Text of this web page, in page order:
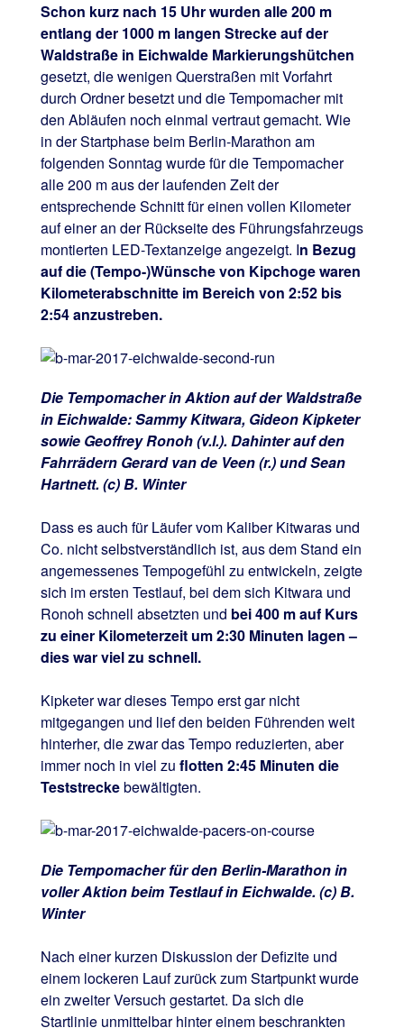
Schon kurz nach 15 Uhr wurden alle 200 m
entlang der 1000 m langen Strecke auf der
Waldstraße in Eichwalde Markierungshütchen
gesetzt, die wenigen Querstraßen mit Vorfahrt
durch Ordner besetzt und die Tempomacher mit
den Abläufen noch einmal vertraut gemacht. Wie
in der Startphase beim Berlin-Marathon am
folgenden Sonntag wurde für die Tempomacher
alle 200 m aus der laufenden Zeit der
entsprechende Schnitt für einen vollen Kilometer
auf einer an der Rückseite des Führungsfahrzeugs
montierten LED-Textanzeige angezeigt. In Bezug
auf die (Tempo-)Wünsche von Kipchoge waren
Kilometerabschnitte im Bereich von 2:52 bis
2:54 anzustreben.
Die Tempomacher in Aktion auf der Waldstraße
in Eichwalde: Sammy Kitwara, Gideon Kipketer
sowie Geoffrey Ronoh (v.l.). Dahinter auf den
Fahrrädern Gerard van de Veen (r.) und Sean
Hartnett. (c) B. Winter
Dass es auch für Läufer vom Kaliber Kitwaras und
Co. nicht selbstverständlich ist, aus dem Stand ein
angemessenes Tempogefühl zu entwickeln, zeigte
sich im ersten Testlauf, bei dem sich Kitwara und
Ronoh schnell absetzten und bei 400 m auf Kurs
zu einer Kilometerzeit um 2:30 Minuten lagen –
dies war viel zu schnell.
Kipketer war dieses Tempo erst gar nicht
mitgegangen und lief den beiden Führenden weit
hinterher, die zwar das Tempo reduzierten, aber
immer noch in viel zu flotten 2:45 Minuten die
Teststreckebewältigten.
Die Tempomacher für den Berlin-Marathon in
voller Aktion beim Testlauf in Eichwalde. (c) B.
Winter
Nach einer kurzen Diskussion der Defizite und
einem lockeren Lauf zurück zum Startpunkt wurde
ein zweiter Versuch gestartet. Da sich die
Startlinie unmittelbar hinter einem beschrankten